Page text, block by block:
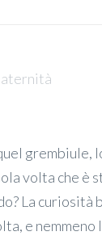
grembiule,
volta che è
La
e